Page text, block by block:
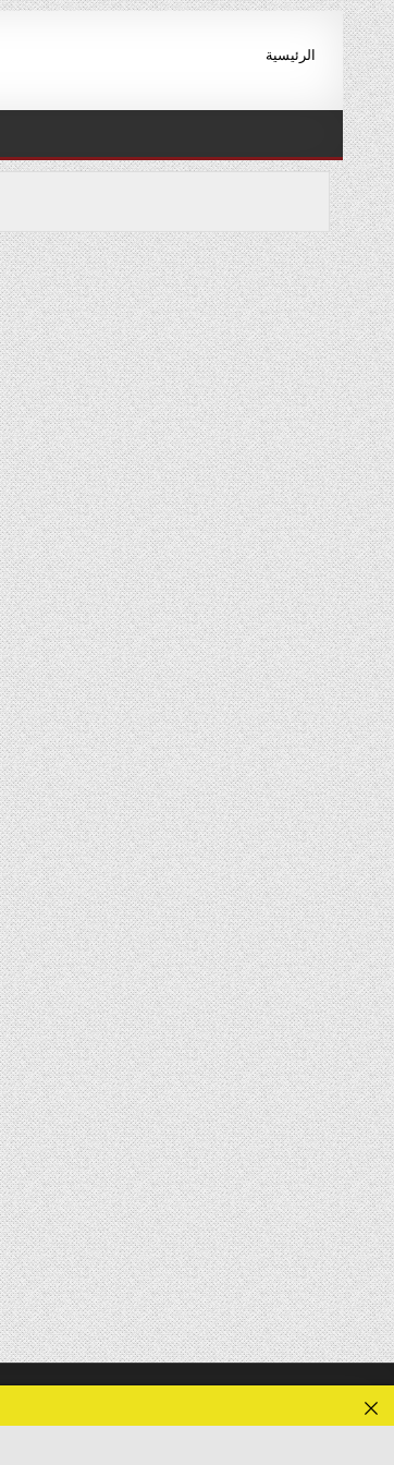
Skip
to
content
الرئيسية